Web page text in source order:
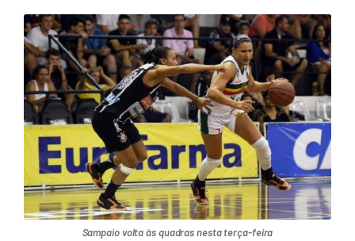
Sampaio volta às quadras nesta terça-feira